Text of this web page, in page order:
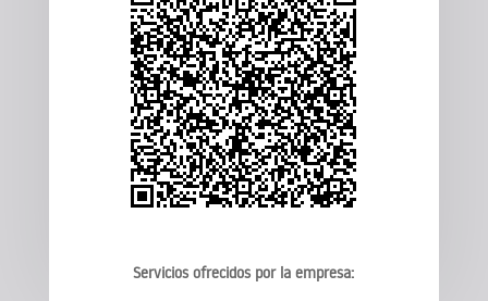
Servicios ofrecidos por la empresa: